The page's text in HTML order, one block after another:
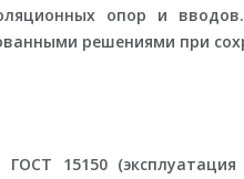
опор и
решениями при
15150